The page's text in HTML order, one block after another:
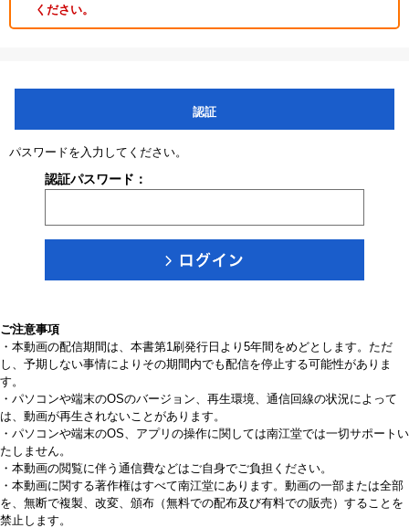
ください。
認証
パスワードを入力してください。
認証パスワード：
ご注意事項
・本動画の配信期間は、本書第1刷発行日より5年間をめどとします。ただ
し、予期しない事情によりその期間内でも配信を停止する可能性がありま
す。
・パソコンや端末のOSのバージョン、再生環境、通信回線の状況によって
は、動画が再生されないことがあります。
・パソコンや端末のOS、アプリの操作に関しては南江堂では一切サポートい
たしません。
・本動画の閲覧に伴う通信費などはご自身でご負担ください。
・本動画に関する著作権はすべて南江堂にあります。動画の一部または全部
を、無断で複製、改変、頒布（無料での配布及び有料での販売）することを
禁止します。